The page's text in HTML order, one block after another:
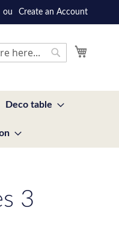
Create an Account
Deco table
3